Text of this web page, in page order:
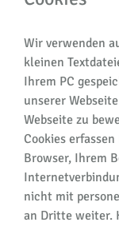
Wir verwenden
kleinen
Ihrem PC
unserer
Webseite zu
Cookies
Browser, Ihrem
nicht mit
an Dritte weiter.